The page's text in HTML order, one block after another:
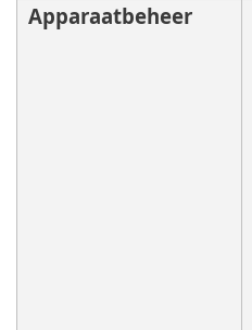
Apparaatbeheer